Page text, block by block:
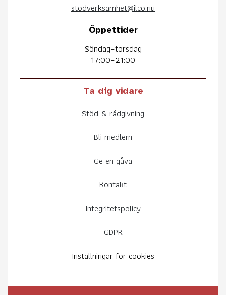
stodverksamhet@ilco.nu
Öppettider
Söndag–torsdag
17:00–21:00
Ta dig vidare
Stöd & rådgivning
Bli medlem
Ge en gåva
Kontakt
Integritetspolicy
GDPR
Inställningar för cookies